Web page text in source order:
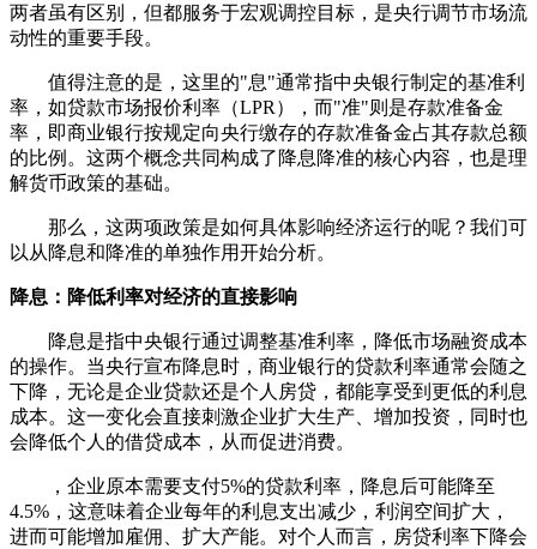
两者虽有区别，但都服务于宏观调控目标，是央行调节市场流
动性的重要手段。
值得注意的是，这里的"息"通常指中央银行制定的基准利
率，如贷款市场报价利率（LPR），而"准"则是存款准备金
率，即商业银行按规定向央行缴存的存款准备金占其存款总额
的比例。这两个概念共同构成了降息降准的核心内容，也是理
解货币政策的基础。
那么，这两项政策是如何具体影响经济运行的呢？我们可
以从降息和降准的单独作用开始分析。
降息：降低利率对经济的直接影响
降息是指中央银行通过调整基准利率，降低市场融资成本
的操作。当央行宣布降息时，商业银行的贷款利率通常会随之
下降，无论是企业贷款还是个人房贷，都能享受到更低的利息
成本。这一变化会直接刺激企业扩大生产、增加投资，同时也
会降低个人的借贷成本，从而促进消费。
，企业原本需要支付5%的贷款利率，降息后可能降至
4.5%，这意味着企业每年的利息支出减少，利润空间扩大，
进而可能增加雇佣、扩大产能。对个人而言，房贷利率下降会